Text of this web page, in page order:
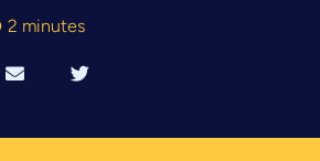
2 minutes